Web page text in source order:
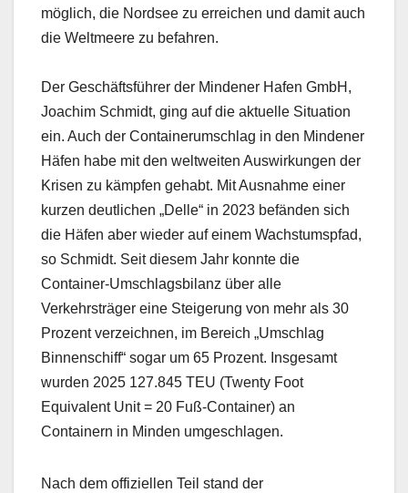
möglich, die Nordsee zu erreichen und damit auch
die Weltmeere zu befahren.
Der Geschäftsführer der Mindener Hafen GmbH,
Joachim Schmidt, ging auf die aktuelle Situation
ein. Auch der Containerumschlag in den Mindener
Häfen habe mit den weltweiten Auswirkungen der
Krisen zu kämpfen gehabt. Mit Ausnahme einer
kurzen deutlichen „Delle“ in 2023 befänden sich
die Häfen aber wieder auf einem Wachstumspfad,
so Schmidt. Seit diesem Jahr konnte die
Container-Umschlagsbilanz über alle
Verkehrsträger eine Steigerung von mehr als 30
Prozent verzeichnen, im Bereich „Umschlag
Binnenschiff“ sogar um 65 Prozent. Insgesamt
wurden 2025 127.845 TEU (Twenty Foot
Equivalent Unit = 20 Fuß-Container) an
Containern in Minden umgeschlagen.
Nach dem offiziellen Teil stand der